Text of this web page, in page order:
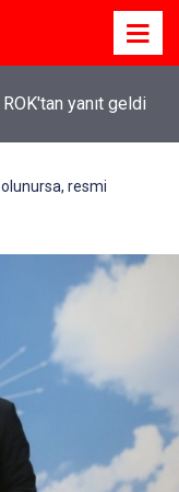
yanıt geldi
resmi